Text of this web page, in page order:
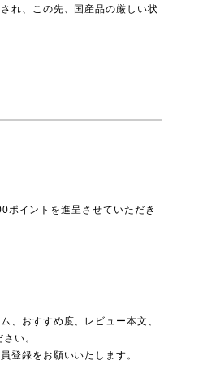
れ、この先、国産品の厳しい状
イントを進呈させていただき
、おすすめ度、レビュー本文、
い。
登録をお願いいたします。